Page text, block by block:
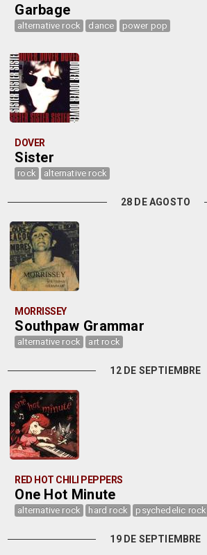
Garbage
alternative rock dance power pop
DOVER
Sister
rock alternative rock
28 DE AGOSTO
MORRISSEY
Southpaw Grammar
alternative rock art rock
12 DE SEPTIEMBRE
RED HOT CHILI PEPPERS
One Hot Minute
alternative rock hard rock psychedelic rock
19 DE SEPTIEMBRE